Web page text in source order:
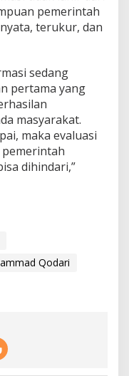
pemerintah
terukur, dan
sedang
pertama yang
masyarakat.
maka evaluasi
dihindari,”
Qodari